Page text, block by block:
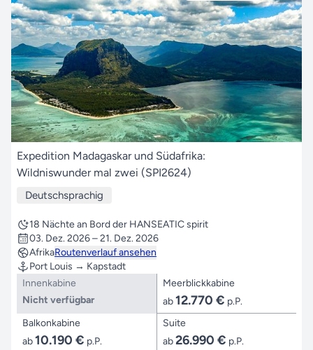
Expedition Madagaskar und Südafrika:
Wildniswunder mal zwei (SPI2624)
Deutschsprachig
18 Nächte an Bord der HANSEATIC spirit
03. Dez. 2026 – 21. Dez. 2026
AfrikaRoutenverlauf ansehen
Port Louis → Kapstadt
Innenkabine
Nicht verfügbar
Meerblickkabine
ab12.770 € p.P.
Balkonkabine
ab10.190 € p.P.
Suite
ab26.990 € p.P.